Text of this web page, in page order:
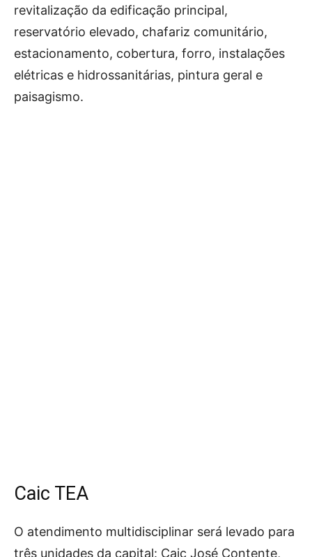
revitalização da edificação principal,
reservatório elevado, chafariz comunitário,
estacionamento, cobertura, forro, instalações
elétricas e hidrossanitárias, pintura geral e
paisagismo.
Caic TEA
O atendimento multidisciplinar será levado para
três unidades da capital: Caic José Contente,